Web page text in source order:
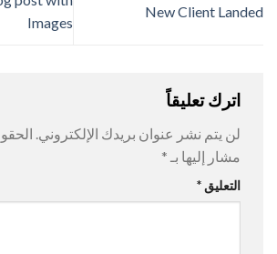
New Client Landed
Images
اترك تعليقاً
لن يتم نشر عنوان بريدك الإلكتروني.
مشار إليها بـ *
التعليق *